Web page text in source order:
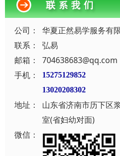
公司：
华夏正然易学服务有
联系：
弘易
邮箱：
704638683@qq.com
手机：
15275129852
13020208302
地址：
山东省济南市历下区
室(省妇幼对面)
微信：